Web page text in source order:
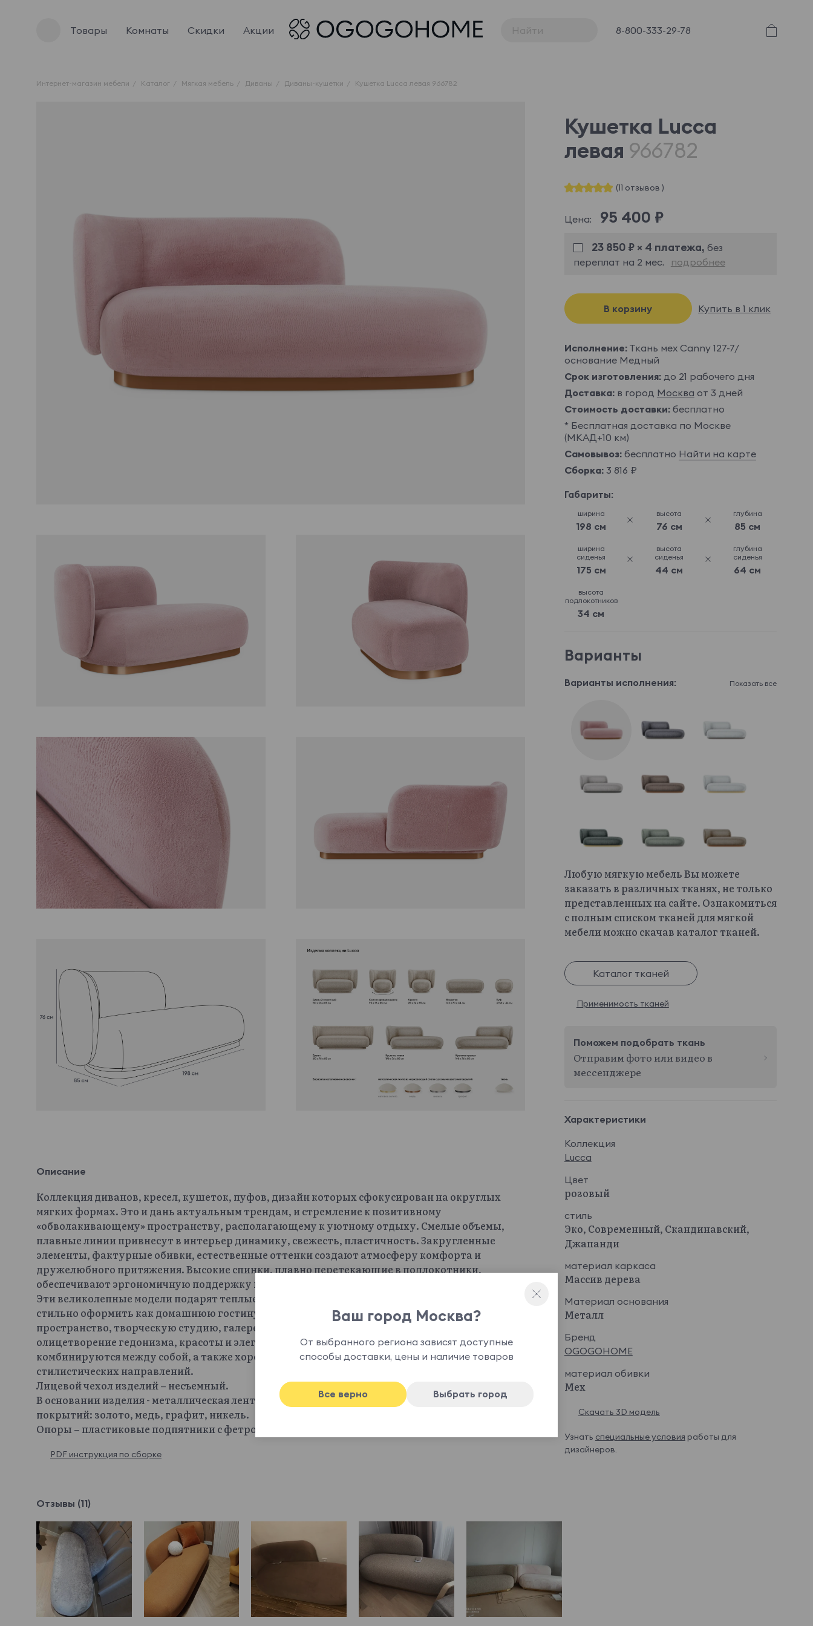
Товары Комнаты Скидки Акции 8-800-333-29-78
Интернет-магазин мебели Каталог Мягкая мебель Диваны Диваны-кушетки Кушетка Lucca левая 966782
Кушетка Lucca
левая 966782
(11 отзывов )
Цена: 95 400 ₽
23 850 ₽ × 4 платежа, без
переплат на 2 мес.
подробнее
В корзину Купить в 1 клик
Исполнение:Ткань мех Canny 127-7/
основание Медный
Срок изготовления:до 21 рабочего дня
Доставка:в город Москва от 3 дней
Стоимость доставки: бесплатно
* Бесплатная доставка по Москве
(МКАД+10 км)
Самовывоз:бесплатно Найти на карте
Сборка:3 816 ₽
Габариты:
ширина
198 см
высота
76 см
глубина
85 см
ширина
сиденья
175 см
высота
сиденья
44 см
глубина
сиденья
64 см
высота
подлокотников
34 см
Варианты
Варианты исполнения: Показать все
Любую мягкую мебель Вы можете
заказать в различных тканях, не только
представленных на сайте. Ознакомиться
с полным списком тканей для мягкой
мебели можно скачав каталог тканей.
Каталог тканей
Применимость тканей
Поможем подобрать ткань
Отправим фото или видео в
мессенджере
Характеристики
Коллекция
Lucca
Цвет
розовый
стиль
Эко, Современный, Скандинавский,
Джапанди
материал каркаса
Массив дерева
Материал основания
Металл
Бренд
OGOGOHOME
материал обивки
Мех
Скачать 3D модель
Узнать специальные условия работы для
дизайнеров.
Описание
Коллекция диванов, кресел, кушеток, пуфов, дизайн которых сфокусирован на округлых
мягких формах. Это и дань актуальным трендам, и стремление к позитивному
«обволакивающему» пространству, располагающему к уютному отдыху. Смелые объемы,
плавные линии привнесут в интерьер динамику, свежесть, пластичность. Закругленные
элементы, фактурные обивки, естественные оттенки создают атмосферу комфорта и
дружелюбного притяжения. Высокие спинки, плавно перетекающие в подлокотники,
обеспечивают эргономичную поддержку и чувство безопасности, уединения.
Эти великолепные модели подарят теплые тактильные ощущения. С помощью Lucca можно
стильно оформить как домашнюю гостиную, спальню, детскую, так и креативное
пространство, творческую студию, галерею, салон, лаундж-зону, бутик. Настоящее
олицетворение гедонизма, красоты и элегантности. Предметы из коллекции гармонично
комбинируются между собой, а также хорошо дружат с другими элементами разных
стилистических направлений.
Лицевой чехол изделий – несъемный.
В основании изделия - металлическая лента из нержавеющей стали с разными цветами
покрытий: золото, медь, графит, никель.
Опоры – пластиковые подпятники с фетровыми накладками.
PDF инструкция по сборке
Отзывы (11)
Ваш город Москва?
От выбранного региона зависят доступные
способы доставки, цены и наличие товаров
Все верно Выбрать город